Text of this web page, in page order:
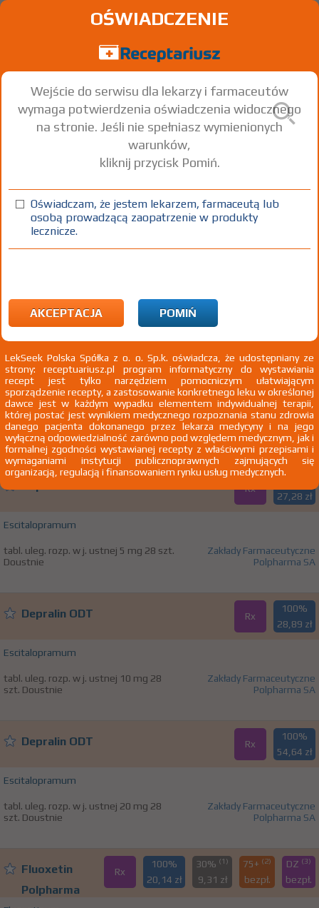
Znaleziono wyników:
F42 Zaburzenia obsesyjno-kompulsyjne
Depralin Rx
100%
35,08 zł
Escitalopramum
tabl. powl. 10 mg 28 szt.
Doustnie
Zakłady Farmaceutyczne Polpharma
SA
Rx
27,28 zł
Escitalopramum
tabl. uleg. rozp. w j. ustnej 5 mg 28 szt.
Doustnie
Zakłady Farmaceutyczne
Polpharma SA
Depralin ODT Rx
100%
28,89 zł
Escitalopramum
tabl. uleg. rozp. w j. ustnej 10 mg 28
szt. Doustnie
Zakłady Farmaceutyczne
Polpharma SA
Depralin ODT Rx
100%
54,64 zł
Escitalopramum
tabl. uleg. rozp. w j. ustnej 20 mg 28
szt. Doustnie
Zakłady Farmaceutyczne
Polpharma SA
Fluoxetin
Polpharma
Rx
100%
20,14 zł
30% (1)
9,31 zł
75+ (2)
bezpł.
DZ (3)
bezpł.
OŚWIADCZENIE
Wejście do serwisu dla lekarzy i farmaceutów
wymaga potwierdzenia oświadczenia widocznego
na stronie. Jeśli nie spełniasz wymienionych
warunków,
kliknij przycisk Pomiń.
Oświadczam, że jestem lekarzem, farmaceutą lub
osobą prowadzącą zaopatrzenie w produkty
lecznicze.
AKCEPTACJA POMIŃ
LekSeek Polska Spółka z o. o. Sp.k. oświadcza, że udostępniany ze
strony: receptuariusz.pl program informatyczny do wystawiania
recept jest tylko narzędziem pomocniczym ułatwiającym
sporządzenie recepty, a zastosowanie konkretnego leku w określonej
dawce jest w każdym wypadku elementem indywidualnej terapii,
której postać jest wynikiem medycznego rozpoznania stanu zdrowia
danego pacjenta dokonanego przez lekarza medycyny i na jego
wyłączną odpowiedzialność zarówno pod względem medycznym, jak i
formalnej zgodności wystawianej recepty z właściwymi przepisami i
wymaganiami instytucji publicznoprawnych zajmujących się
organizacją, regulacją i finansowaniem rynku usług medycznych.